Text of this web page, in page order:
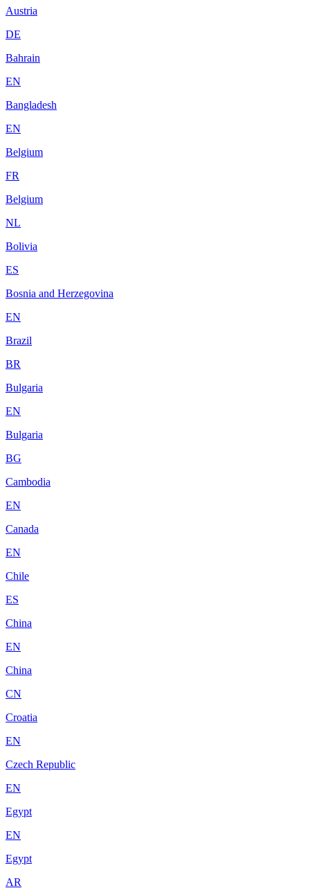
Austria
DE
Bahrain
EN
Bangladesh
EN
Belgium
FR
Belgium
NL
Bolivia
ES
Bosnia and Herzegovina
EN
Brazil
BR
Bulgaria
EN
Bulgaria
BG
Cambodia
EN
Canada
EN
Chile
ES
China
EN
China
CN
Croatia
EN
Czech Republic
EN
Egypt
EN
Egypt
AR